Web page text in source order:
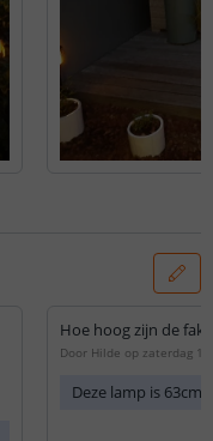
Hoe hoog zijn de
Door Hilde op zaterdag 1
Deze lamp is 63cm